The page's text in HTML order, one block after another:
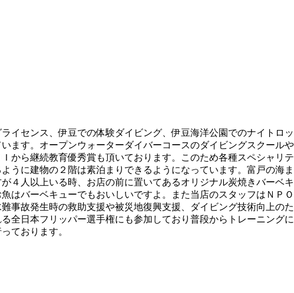
イセンス、伊豆での体験ダイビング、伊豆海洋公園でのナイトロッ
ます。オープンウォーターダイバーコースのダイビングスクールや
から継続教育優秀賞も頂いております。このため各種スペシャリテ
うに建物の２階は素泊まりできるようになっています。富戸の海ま
４人以上いる時、お店の前に置いてあるオリジナル炭焼きバーベキ
はバーベキューでもおいしいですよ。また当店のスタッフはＮＰＯ
事故発生時の救助支援や被災地復興支援、ダイビング技術向上のた
全日本フリッパー選手権にも参加しており普段からトレーニングに
ております。